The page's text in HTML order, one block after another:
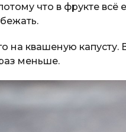
что в фрукте всё
на квашеную капусту.
меньше.